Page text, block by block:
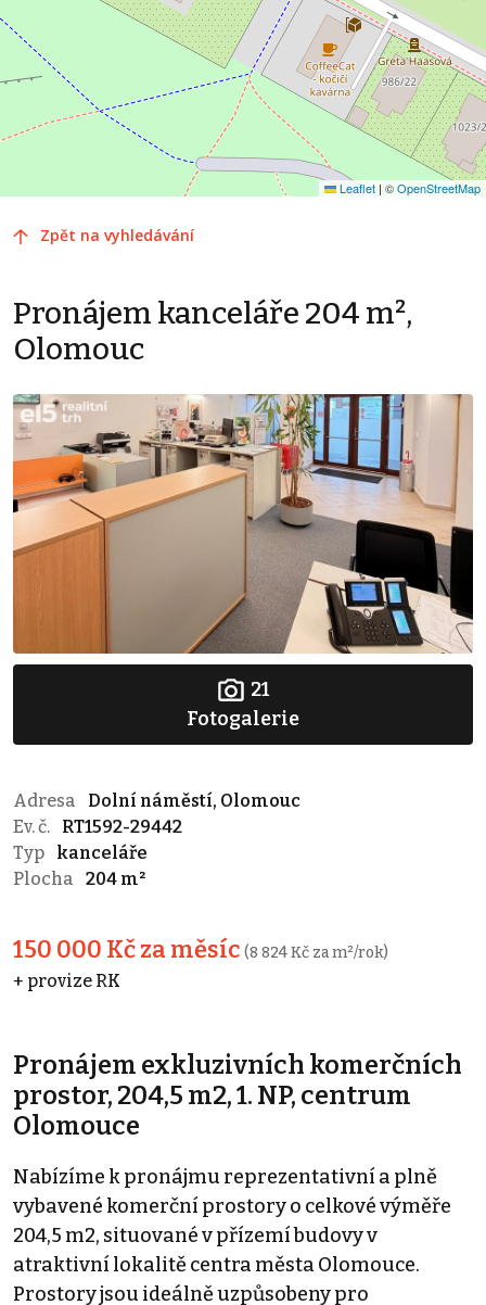
Leaflet | ©OpenStreetMap
Zpět na vyhledávání
Pronájem kanceláře 204 m²,
Olomouc
21
Fotogalerie
Adresa
Dolní náměstí, Olomouc
Ev. č.
RT1592-29442
Typ
kanceláře
Plocha
204 m²
150 000 Kč za měsíc (8 824 Kč za m²/rok)
+ provize RK
Pronájem exkluzivních komerčních
prostor, 204,5 m2, 1. NP, centrum
Olomouce
Nabízíme k pronájmu reprezentativní a plně
vybavené komerční prostory o celkové výměře
204,5 m2, situované v přízemí budovy v
atraktivní lokalitě centra města Olomouce.
Prostory jsou ideálně uzpůsobeny pro